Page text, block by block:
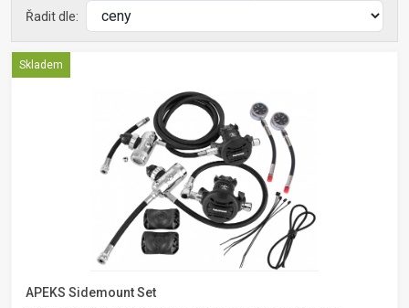
Řadit dle:
Skladem
APEKS Sidemount Set